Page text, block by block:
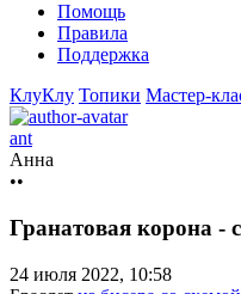
Помощь
Правила
Поддержка
КлуКлу Топики Мастер-
ant
Анна
••
Гранатовая корона -
24 июля 2022, 10:58